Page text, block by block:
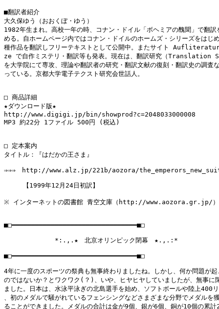
■翻訳者紹介
大久保ゆう（おおくぼ・ゆう）
1982年生まれ。高校一年の時、コナン・ドイル「ボヘミアの醜聞」で翻訳
める。自ホームページ内ではコナン・ドイルのホームズ・シリーズをはじ
種作品を翻訳しフリーテキストとして公開中。またサイト
ze で自作ミステリ・翻訳等も発表。現在は、翻訳研究（Translation
を大学院にて専攻、理論や翻訳者の研究・翻訳文献の復刻・翻訳史の調査
っている。京都大学電子テクスト研究会世話人。
□ 商品詳細
★ダウンロード版★
http://www.digigi.jp/bin/showprod?c=2048033000008
MP3 約22分 1ファイル 500円 (税込)
□ 定本案内
タイトル：『はだかの王さま』
⇒⇒⇒　http://www.alz.jp/221b/aozora/
【1999年12月24日初訳】
※ インターネットの図書館 青空文庫（http://www.aozora.gr.jp/）
■□━━━━━━━━━━━━━━━━━━━━━━━━━━━━━━━━■□
*:.,.★　北京オリンピック閉幕　★.,.:*
■□━━━━━━━━━━━━━━━━━━━━━━━━━━━━━━━━■□
4年に一度のスポーツの祭典も無事終わりましたね。しかし、何か問題が起
のではないか？とワクワク(？)、いや、ヒヤヒヤしていましたが、無事に
ました。日本は、水泳平泳ぎの北島選手を始め、ソフトボールや陸上400
、初のメダルで騒がれているフェンシングなどさまざまな分野でメダルを
ることができました。メダルの合計は金が9個、銀が6個、銅が10個の累計